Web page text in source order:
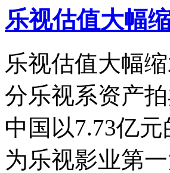
乐视估值大幅
乐视估值大幅
分乐视系资产
中国以7.73亿
为乐视影业第